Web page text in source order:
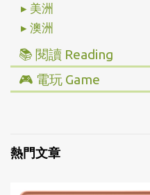
▸ 美洲
▸ 澳洲
📚 閱讀 Reading
▸ 投資理財
▸ 藝術設計
🎮 電玩 Game
熱門文章